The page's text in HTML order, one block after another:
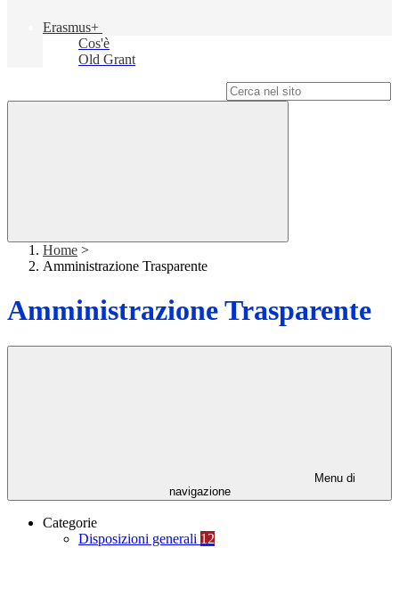
Erasmus+
Cos'è
Old Grant
Home >
Amministrazione Trasparente
Amministrazione Trasparente
Menu di
navigazione
Categorie
Disposizioni generali 12